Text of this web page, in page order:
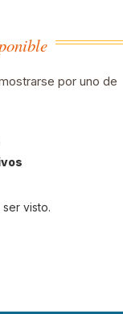
por uno de
visto.